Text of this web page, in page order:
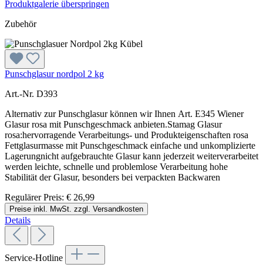
Produktgalerie überspringen
Zubehör
Punschglasur nordpol 2 kg
Art.-Nr. D393
Alternativ zur Punschglasur können wir Ihnen Art. E345 Wiener
Glasur rosa mit Punschgeschmack anbieten.Stamag Glasur
rosa:hervorragende Verarbeitungs- und Produkteigenschaften rosa
Fettglasurmasse mit Punschgeschmack einfache und unkomplizierte
Lagerungnicht aufgebrauchte Glasur kann jederzeit weiterverarbeitet
werden leichte, schnelle und problemlose Verarbeitung hohe
Stabilität der Glasur, besonders bei verpackten Backwaren
Regulärer Preis: € 26,99
Preise inkl. MwSt. zzgl. Versandkosten
Details
Service-Hotline